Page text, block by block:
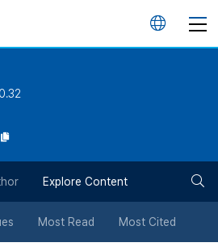
언
튼
Explore Content
Most Read Most Cited